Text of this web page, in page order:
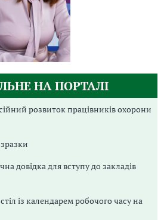
НА ПОРТАЛІ
розвиток працівників охорони
довідка для вступу до закладів
із календарем робочого часу на